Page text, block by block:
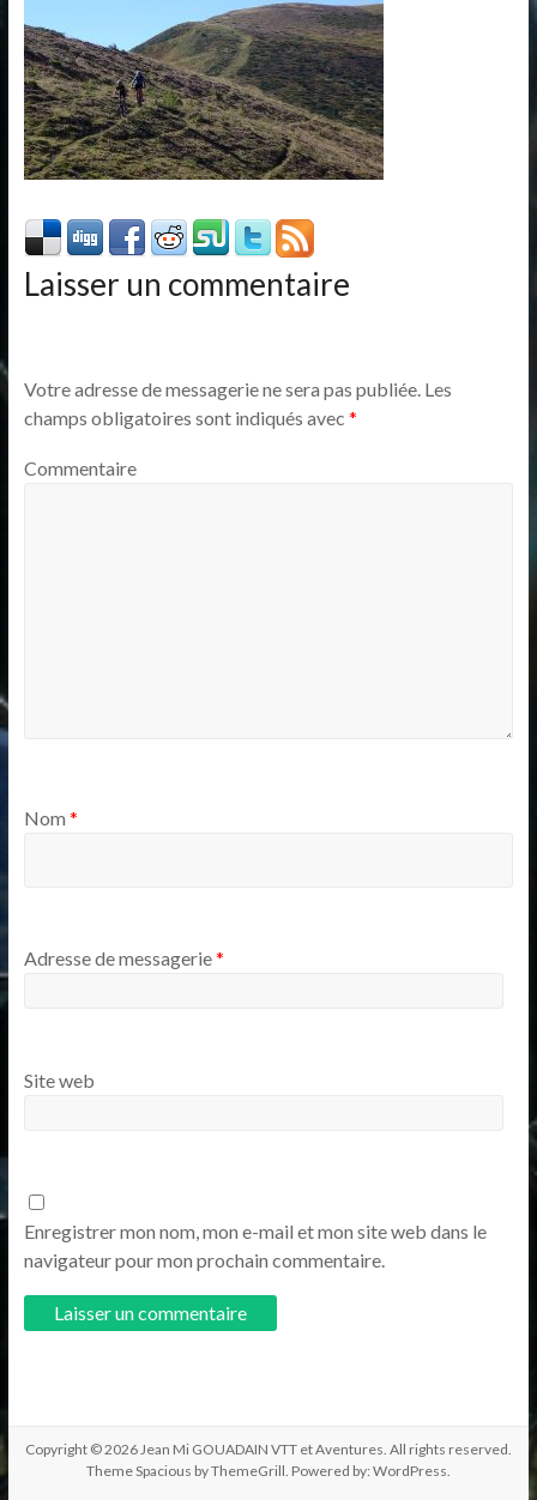
Laisser un commentaire
Votre adresse de messagerie ne sera pas publiée.Les
champs obligatoires sont indiqués avec *
Commentaire
Nom *
Adresse de messagerie*
Site web
Enregistrer mon nom, mon e-mail et mon site web dans le
navigateur pour mon prochain commentaire.
Copyright © 2026 Jean Mi GOUADAIN VTT et Aventures . All rights reserved.
ThemeSpacious by ThemeGrill. Powered by: WordPress